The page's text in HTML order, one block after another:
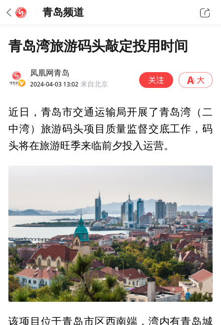
青岛频道
青岛湾旅游码头敲定投用时间
凤凰网青岛
2024-04-03 13:02 来自北京
近日，青岛市交通运输局开展了青岛湾（二
中湾）旅游码头项目质量监督交底工作，码
头将在旅游旺季来临前夕投入运营。
该项目位于青岛市区西南端，湾内有青岛城